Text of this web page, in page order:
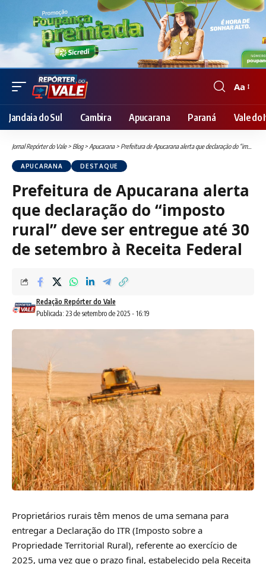
Font
Resizer
Aa
Jandaia do Sul Cambira Apucarana Paraná Vale do
Jornal Repórter do Vale> Blog>Apucarana> Prefeitura de Apucarana alerta que declaração do “imposto rural” deve ser entregue até 30 de setembro à Receita Federal
APUCARANA DESTAQUE
Prefeitura de Apucarana alerta
que declaração do “imposto
rural” deve ser entregue até 30
de setembro à Receita Federal
Publicada: 23 de setembro de 2025 - 16:19
Redação Repórter do Vale
Proprietários rurais têm menos de uma semana para
entregar a Declaração do ITR (Imposto sobre a
Propriedade Territorial Rural), referente ao exercício de
2025, uma vez que o prazo final, estabelecido pela Receita